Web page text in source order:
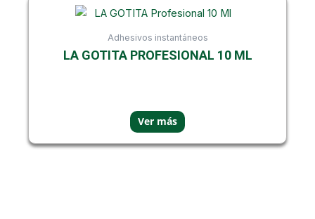
Showing all 3 results
Adhesivos instantáneos
LA GOTITA PROFESIONAL 10 ML